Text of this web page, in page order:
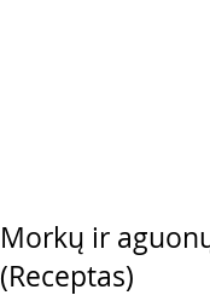
Morkų ir
(Receptas)